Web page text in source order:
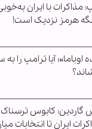
مذاکرات با ایران
هرمز نزدیک است!
اوباما»؛ آیا ترامپ را
گاردین: کابوس ترسناک
ایران تا انتخابات